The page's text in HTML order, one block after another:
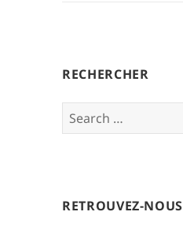
RECHERCHER
Search
for:
RETROUVEZ-NOUS